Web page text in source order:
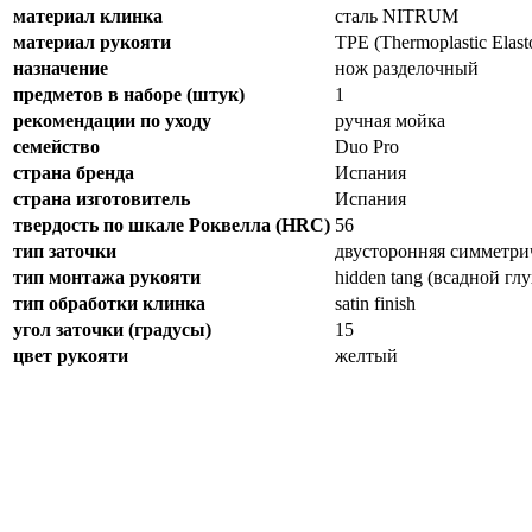
материал клинка
сталь NITRUM
материал рукояти
TPE (Thermoplastic
назначение
нож разделочный
предметов в наборе (штук)
1
рекомендации по уходу
ручная мойка
семейство
Duo Pro
страна бренда
Испания
страна изготовитель
Испания
твердость по шкале Роквелла (HRC) 56
тип заточки
двусторонняя
тип монтажа рукояти
hidden tang (всадной
тип обработки клинка
satin finish
угол заточки (градусы)
15
цвет рукояти
желтый